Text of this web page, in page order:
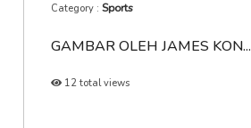
Category :Sports
GAMBAR OLEH JAMES KON...
12 total views